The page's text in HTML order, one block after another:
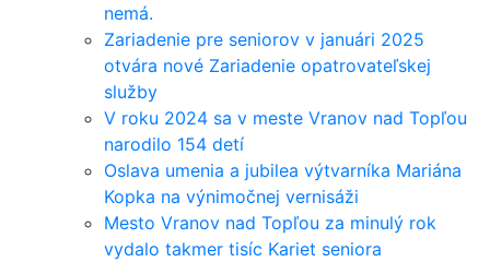
nemá.
Zariadenie pre seniorov v januári 2025
otvára nové Zariadenie opatrovateľskej
služby
V roku 2024 sa v meste Vranov nad Topľou
narodilo 154 detí
Oslava umenia a jubilea výtvarníka Mariána
Kopka na výnimočnej vernisáži
Mesto Vranov nad Topľou za minulý rok
vydalo takmer tisíc Kariet seniora